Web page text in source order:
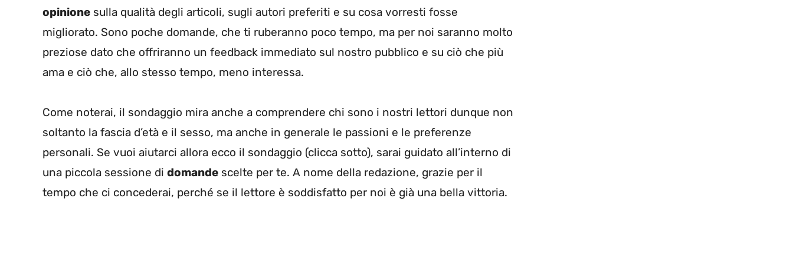
opinione sulla qualità degli articoli, sugli autori preferiti e su cosa vorresti fosse
migliorato. Sono poche domande, che ti ruberanno poco tempo, ma per noi saranno molto
preziose dato che offriranno un feedback immediato sul nostro pubblico e su ciò che più
ama e ciò che, allo stesso tempo, meno interessa.
Come noterai, il sondaggio mira anche a comprendere chi sono i nostri lettori dunque non
soltanto la fascia d’età e il sesso, ma anche in generale le passioni e le preferenze
personali. Se vuoi aiutarci allora ecco il sondaggio (clicca sotto), sarai guidato all’interno di
una piccola sessione di domande scelte per te. A nome della redazione, grazie per il
tempo che ci concederai, perché se il lettore è soddisfatto per noi è già una bella vittoria.